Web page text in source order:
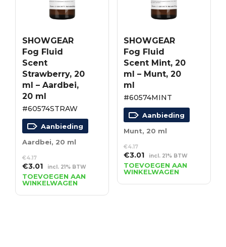
SHOWGEAR
Fog Fluid
Scent
Strawberry, 20
ml – Aardbei,
20 ml
#60574STRAW
Aanbieding
Aardbei, 20 ml
€4.17
Oorspronkelijke
prijs
was:
€4.17.
€3.01Huidige
prijs
is:
€3.01.
incl. 21% BTW
TOEVOEGEN AAN
WINKELWAGEN
SHOWGEAR
Fog Fluid
Scent Mint, 20
ml – Munt, 20
ml
#60574MINT
Aanbieding
Munt, 20 ml
€4.17
Oorspronkelijke
prijs
was:
€4.17.
€3.01Huidige
prijs
is:
€3.01.
incl. 21% BTW
TOEVOEGEN AAN
WINKELWAGEN